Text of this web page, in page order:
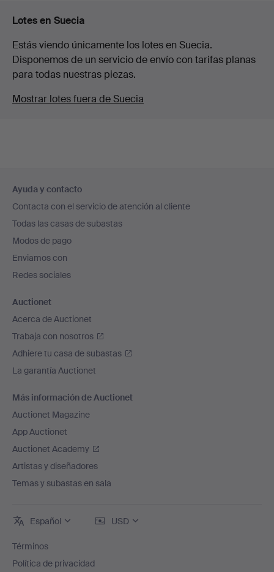
Lotes en Suecia
Estás viendo únicamente los lotes en Suecia.
Disponemos de un servicio de envío con tarifas planas
para todas nuestras piezas.
Mostrar lotes fuera de Suecia
en
el
pie
de
página
Ayuda y contacto
Contacta con el servicio de atención al cliente
Todas las casas de subastas
Modos de pago
Enviamos con
Redes sociales
Auctionet
Acerca de Auctionet
Trabaja con nosotros
Adhiere tu casa de subastas
La garantía Auctionet
Más información de Auctionet
Auctionet Magazine
App Auctionet
Auctionet Academy
Artistas y diseñadores
Temas y subastas en sala
Español USD
Términos
Política de privacidad